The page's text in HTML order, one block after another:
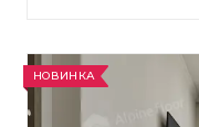
НОВИНКА